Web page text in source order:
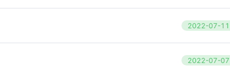
2022-07-11
2022-07-07